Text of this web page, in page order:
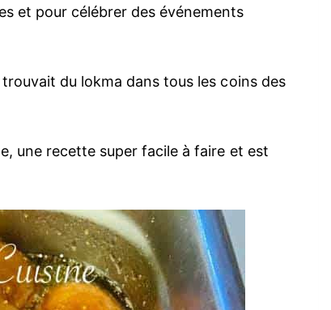
et pour célébrer des événements
du lokma dans tous les coins des
une recette super facile à faire et est